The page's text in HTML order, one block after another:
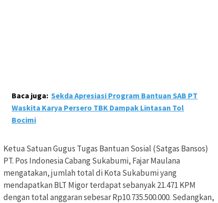
Baca juga: Sekda Apresiasi Program Bantuan SAB PT
Waskita Karya Persero TBK Dampak Lintasan Tol
Bocimi
Ketua Satuan Gugus Tugas Bantuan Sosial (Satgas Bansos)
PT. Pos Indonesia Cabang Sukabumi, Fajar Maulana
mengatakan, jumlah total di Kota Sukabumi yang
mendapatkan BLT Migor terdapat sebanyak 21.471 KPM
dengan total anggaran sebesar Rp10.735.500.000. Sedangkan,